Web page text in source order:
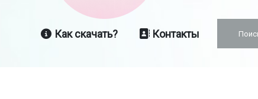
Как скачать? Контакты